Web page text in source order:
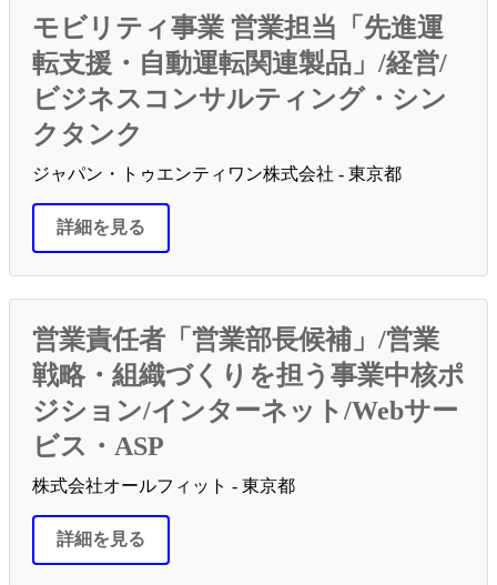
モビリティ事業 営業担当「先進運
転支援・自動運転関連製品」/経営/
ビジネスコンサルティング・シン
クタンク
ジャパン・トゥエンティワン株式会社 - 東京都
詳細を見る
営業責任者「営業部長候補」/営業
戦略・組織づくりを担う事業中核ポ
ジション/インターネット/Webサー
ビス・ASP
株式会社オールフィット - 東京都
詳細を見る